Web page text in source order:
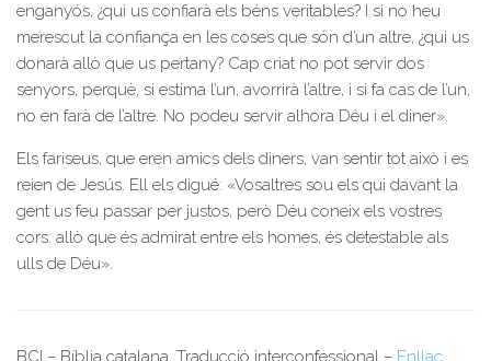
enganyós, ¿qui us confiarà els béns veritables? I si no heu
merescut la confiança en les coses que són d’un altre, ¿qui us
donarà allò que us pertany? Cap criat no pot servir dos
senyors, perquè, si estima l’un, avorrirà l’altre, i si fa cas de l’un,
no en farà de l’altre. No podeu servir alhora Déu i el diner».
Els fariseus, que eren amics dels diners, van sentir tot això i es
reien de Jesús. Ell els digué: «Vosaltres sou els qui davant la
gent us feu passar per justos, però Déu coneix els vostres
cors: allò que és admirat entre els homes, és detestable als
ulls de Déu».
BCI – Bíblia catalana. Traducció interconfessional – Enllaç